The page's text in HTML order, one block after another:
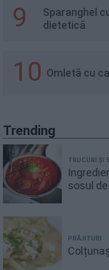
9
Sparanghel
dietetică
10 Omletă cu
Trending
TRUCURI ȘI
sosul
PRĂJITURI